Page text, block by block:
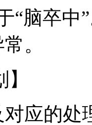
“脑卒中
。
应的处